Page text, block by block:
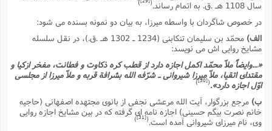
سال 1108 هـ .ق. به اتمام رساند.
)
در خصوص شاگردان با واسطه میرزا، به بیان دو نمونه بسنده مى شود:
الف)
محمّد بن سلیمان تنکابنى (1234 ـ 1302 هـ .ق.)، در نقل سلسله
مشایخ روایى اش مى نویسد:
«...وایضاً ملاّ محمّد اکمل اجازه دارد از قطب کره ذکاوت و فطانت، مفخر ازکیا و
مقتداى اتقیا، ملاّ میرزا شیروانى ـ شرّفه الله بشرافة قربه و ملاّ میرزا از مجلسى
اوّل اجازه دارد». [30]
)
ب)مرجع بزرگوار، آیت الله مرعشى نجفى از بانوى مجتهده اصفهانى (حاجیه
خانم نصرت بیگم حسینى) اجازه نامه اى گرفته که در بین مشایخ اجازه روایى
وى، نام میرزاى شیروانى آمده است. [31]
)